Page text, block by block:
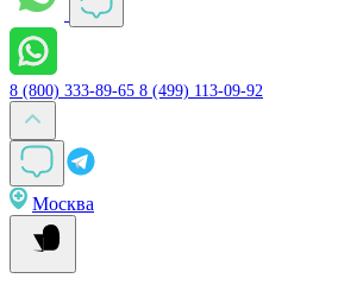
8 (800) 333-89-65 8 (499) 113-09-92
Москва